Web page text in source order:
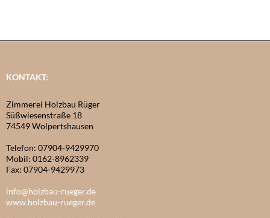
KONTAKT:
Zimmerei Holzbau Rüger
Süßwiesenstraße 18
74549 Wolpertshausen
Telefon: 07904-9429970
Mobil: 0162-8962339
Fax: 07904-9429973
info@holzbau-rueger.de
www.holzbau-rueger.de